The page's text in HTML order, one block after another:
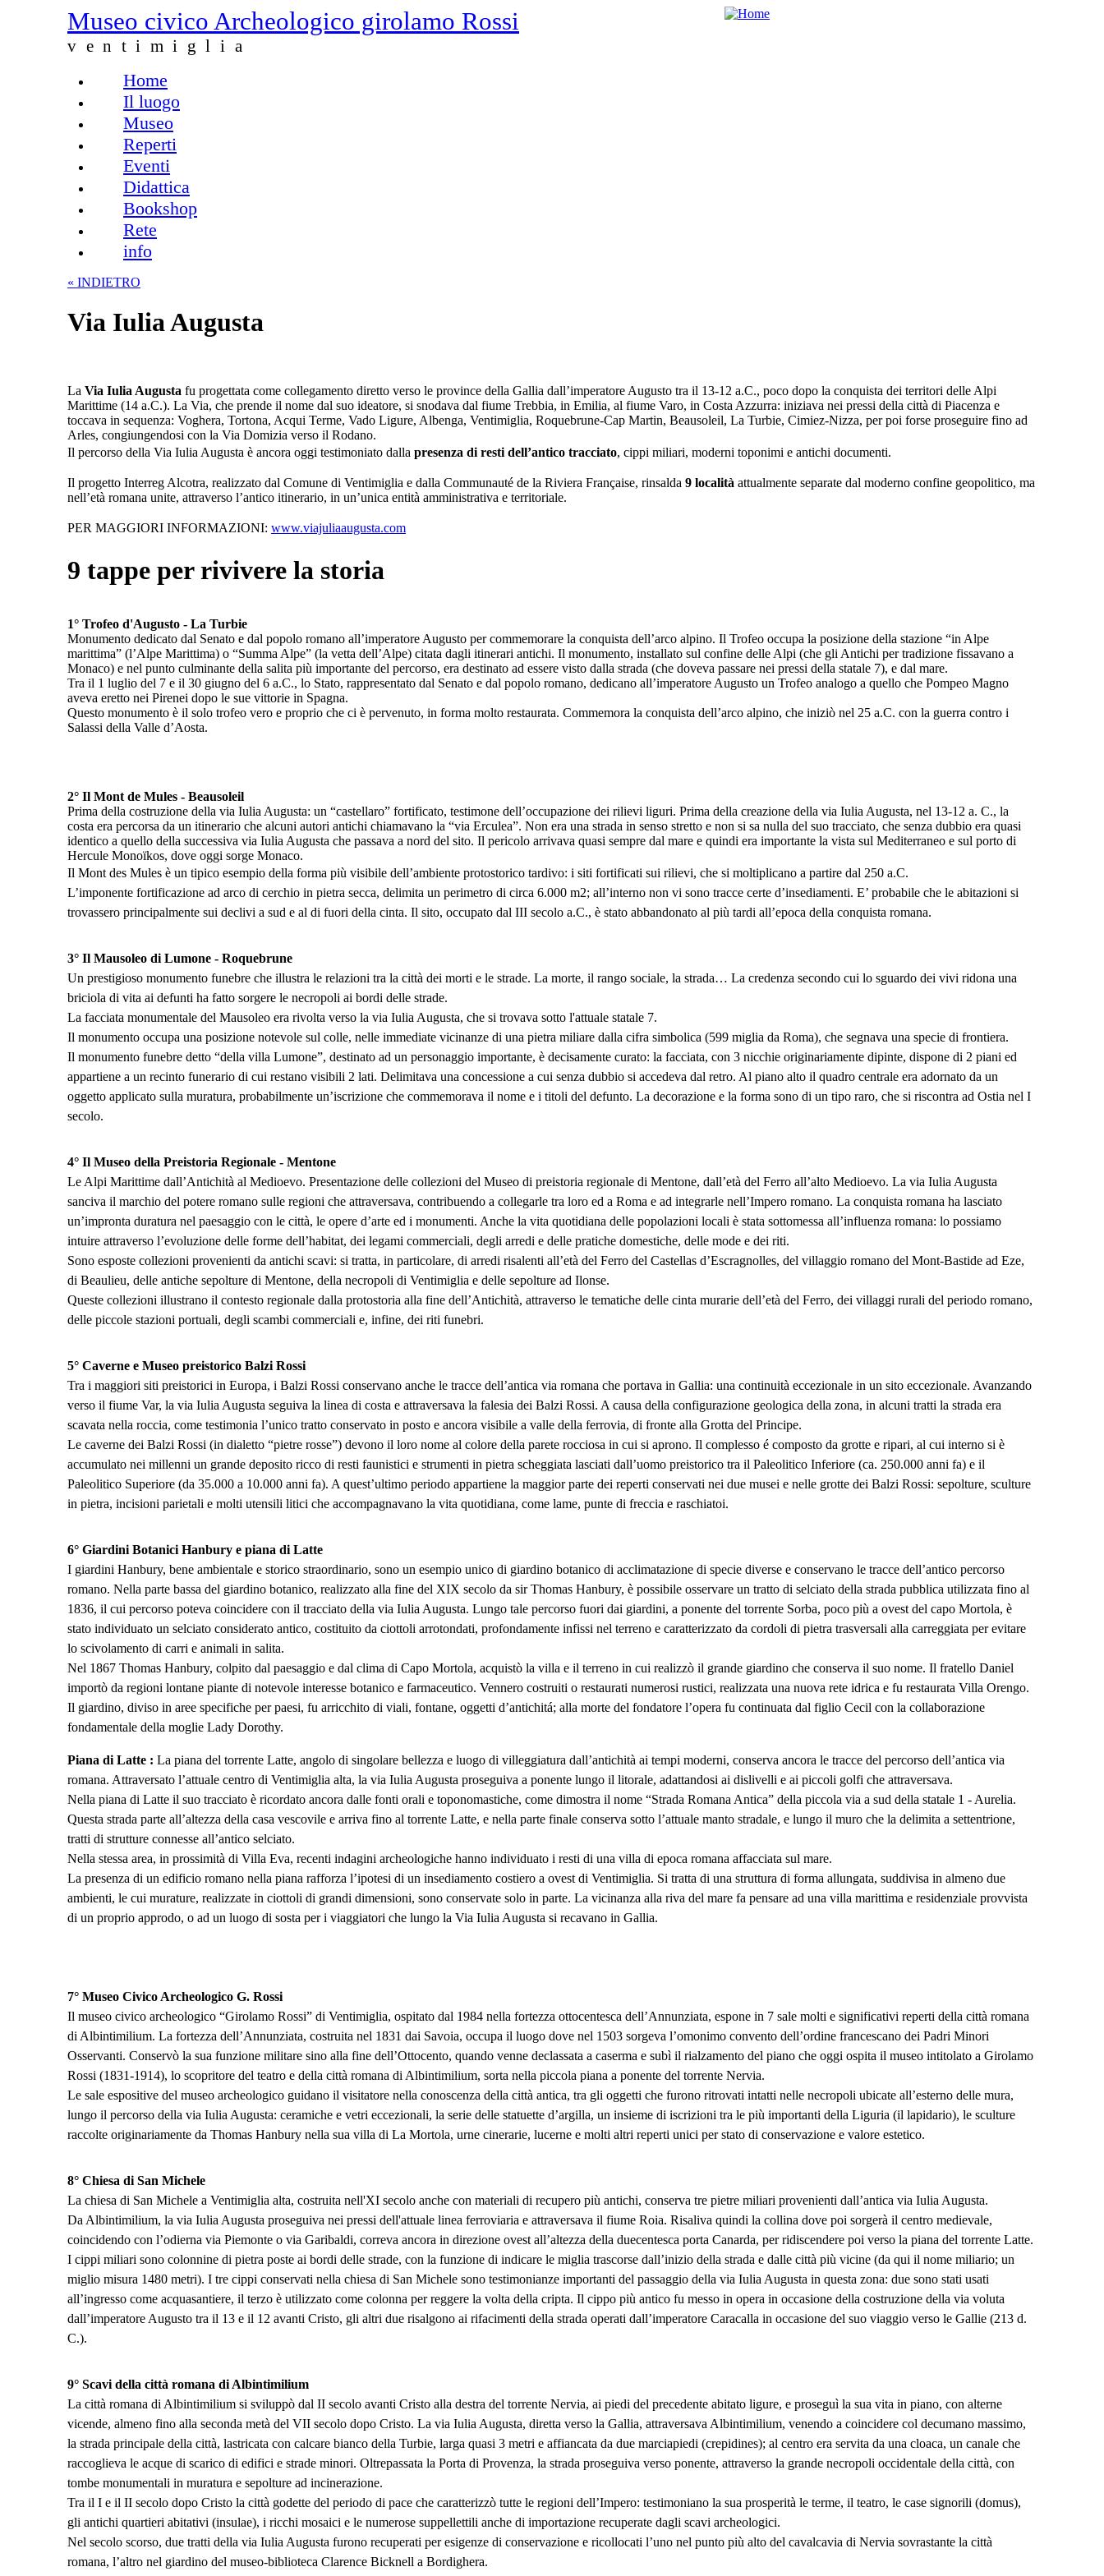
Salta al contenuto principale
Museo civico Archeologico girolamo Rossi
ventimiglia
Menu principale
Home
Il luogo
Museo
Reperti
Eventi
Didattica
Bookshop
Rete
info
« INDIETRO
Via Iulia Augusta
La Via Iulia Augusta fu progettata come collegamento diretto verso le province della Gallia dall’imperatore Augusto tra il 13-12 a.C., poco dopo la conquista dei territori delle Alpi
Marittime (14 a.C.). La Via, che prende il nome dal suo ideatore, si snodava dal fiume Trebbia, in Emilia, al fiume Varo, in Costa Azzurra: iniziava nei pressi della città di Piacenza e
toccava in sequenza: Voghera, Tortona, Acqui Terme, Vado Ligure, Albenga, Ventimiglia, Roquebrune-Cap Martin, Beausoleil, La Turbie, Cimiez-Nizza, per poi forse proseguire fino ad
Arles, congiungendosi con la Via Domizia verso il Rodano.
Il percorso della Via Iulia Augusta è ancora oggi testimoniato dalla presenza di resti dell’antico tracciato, cippi miliari, moderni toponimi e antichi documenti.
Il progetto Interreg Alcotra, realizzato dal Comune di Ventimiglia e dalla Communauté de la Riviera Française, rinsalda 9 località attualmente separate dal moderno confine geopolitico, ma
nell’età romana unite, attraverso l’antico itinerario, in un’unica entità amministrativa e territoriale.
PER MAGGIORI INFORMAZIONI: www.viajuliaaugusta.com
9 tappe per rivivere la storia
1° Trofeo d'Augusto - La Turbie
Monumento dedicato dal Senato e dal popolo romano all’imperatore Augusto per commemorare la conquista dell’arco alpino. Il Trofeo occupa la posizione della stazione “in Alpe
marittima” (l’Alpe Marittima) o “Summa Alpe” (la vetta dell’Alpe) citata dagli itinerari antichi. Il monumento, installato sul confine delle Alpi (che gli Antichi per tradizione fissavano a
Monaco) e nel punto culminante della salita più importante del percorso, era destinato ad essere visto dalla strada (che doveva passare nei pressi della statale 7), e dal mare.
Tra il 1 luglio del 7 e il 30 giugno del 6 a.C., lo Stato, rappresentato dal Senato e dal popolo romano, dedicano all’imperatore Augusto un Trofeo analogo a quello che Pompeo Magno
aveva eretto nei Pirenei dopo le sue vittorie in Spagna.
Questo monumento è il solo trofeo vero e proprio che ci è pervenuto, in forma molto restaurata. Commemora la conquista dell’arco alpino, che iniziò nel 25 a.C. con la guerra contro i
Salassi della Valle d’Aosta.
2° Il Mont de Mules - Beausoleil
Prima della costruzione della via Iulia Augusta: un “castellaro” fortificato, testimone dell’occupazione dei rilievi liguri. Prima della creazione della via Iulia Augusta, nel 13-12 a. C., la
costa era percorsa da un itinerario che alcuni autori antichi chiamavano la “via Erculea”. Non era una strada in senso stretto e non si sa nulla del suo tracciato, che senza dubbio era quasi
identico a quello della successiva via Iulia Augusta che passava a nord del sito. Il pericolo arrivava quasi sempre dal mare e quindi era importante la vista sul Mediterraneo e sul porto di
Hercule Monoïkos, dove oggi sorge Monaco.
Il Mont des Mules è un tipico esempio della forma più visibile dell’ambiente protostorico tardivo: i siti fortificati sui rilievi, che si moltiplicano a partire dal 250 a.C.
L’imponente fortificazione ad arco di cerchio in pietra secca, delimita un perimetro di circa 6.000 m2; all’interno non vi sono tracce certe d’insediamenti. E’ probabile che le abitazioni si
trovassero principalmente sui declivi a sud e al di fuori della cinta. Il sito, occupato dal III secolo a.C., è stato abbandonato al più tardi all’epoca della conquista romana.
3° Il Mausoleo di Lumone - Roquebrune
Un prestigioso monumento funebre che illustra le relazioni tra la città dei morti e le strade. La morte, il rango sociale, la strada… La credenza secondo cui lo sguardo dei vivi ridona una
briciola di vita ai defunti ha fatto sorgere le necropoli ai bordi delle strade.
La facciata monumentale del Mausoleo era rivolta verso la via Iulia Augusta, che si trovava sotto l'attuale statale 7.
Il monumento occupa una posizione notevole sul colle, nelle immediate vicinanze di una pietra miliare dalla cifra simbolica (599 miglia da Roma), che segnava una specie di frontiera.
Il monumento funebre detto “della villa Lumone”, destinato ad un personaggio importante, è decisamente curato: la facciata, con 3 nicchie originariamente dipinte, dispone di 2 piani ed
appartiene a un recinto funerario di cui restano visibili 2 lati. Delimitava una concessione a cui senza dubbio si accedeva dal retro. Al piano alto il quadro centrale era adornato da un
oggetto applicato sulla muratura, probabilmente un’iscrizione che commemorava il nome e i titoli del defunto. La decorazione e la forma sono di un tipo raro, che si riscontra ad Ostia nel I
secolo.
4° Il Museo della Preistoria Regionale - Mentone
Le Alpi Marittime dall’Antichità al Medioevo. Presentazione delle collezioni del Museo di preistoria regionale di Mentone, dall’età del Ferro all’alto Medioevo. La via Iulia Augusta
sanciva il marchio del potere romano sulle regioni che attraversava, contribuendo a collegarle tra loro ed a Roma e ad integrarle nell’Impero romano. La conquista romana ha lasciato
un’impronta duratura nel paesaggio con le città, le opere d’arte ed i monumenti. Anche la vita quotidiana delle popolazioni locali è stata sottomessa all’influenza romana: lo possiamo
intuire attraverso l’evoluzione delle forme dell’habitat, dei legami commerciali, degli arredi e delle pratiche domestiche, delle mode e dei riti.
Sono esposte collezioni provenienti da antichi scavi: si tratta, in particolare, di arredi risalenti all’età del Ferro del Castellas d’Escragnolles, del villaggio romano del Mont-Bastide ad Eze,
di Beaulieu, delle antiche sepolture di Mentone, della necropoli di Ventimiglia e delle sepolture ad Ilonse.
Queste collezioni illustrano il contesto regionale dalla protostoria alla fine dell’Antichità, attraverso le tematiche delle cinta murarie dell’età del Ferro, dei villaggi rurali del periodo romano,
delle piccole stazioni portuali, degli scambi commerciali e, infine, dei riti funebri.
5° Caverne e Museo preistorico Balzi Rossi
Tra i maggiori siti preistorici in Europa, i Balzi Rossi conservano anche le tracce dell’antica via romana che portava in Gallia: una continuità eccezionale in un sito eccezionale. Avanzando
verso il fiume Var, la via Iulia Augusta seguiva la linea di costa e attraversava la falesia dei Balzi Rossi. A causa della configurazione geologica della zona, in alcuni tratti la strada era
scavata nella roccia, come testimonia l’unico tratto conservato in posto e ancora visibile a valle della ferrovia, di fronte alla Grotta del Principe.
Le caverne dei Balzi Rossi (in dialetto “pietre rosse”) devono il loro nome al colore della parete rocciosa in cui si aprono. Il complesso é composto da grotte e ripari, al cui interno si è
accumulato nei millenni un grande deposito ricco di resti faunistici e strumenti in pietra scheggiata lasciati dall’uomo preistorico tra il Paleolitico Inferiore (ca. 250.000 anni fa) e il
Paleolitico Superiore (da 35.000 a 10.000 anni fa). A quest’ultimo periodo appartiene la maggior parte dei reperti conservati nei due musei e nelle grotte dei Balzi Rossi: sepolture, sculture
in pietra, incisioni parietali e molti utensili litici che accompagnavano la vita quotidiana, come lame, punte di freccia e raschiatoi.
6° Giardini Botanici Hanbury e piana di Latte
I giardini Hanbury, bene ambientale e storico straordinario, sono un esempio unico di giardino botanico di acclimatazione di specie diverse e conservano le tracce dell’antico percorso
romano. Nella parte bassa del giardino botanico, realizzato alla fine del XIX secolo da sir Thomas Hanbury, è possibile osservare un tratto di selciato della strada pubblica utilizzata fino al
1836, il cui percorso poteva coincidere con il tracciato della via Iulia Augusta. Lungo tale percorso fuori dai giardini, a ponente del torrente Sorba, poco più a ovest del capo Mortola, è
stato individuato un selciato considerato antico, costituito da ciottoli arrotondati, profondamente infissi nel terreno e caratterizzato da cordoli di pietra trasversali alla carreggiata per evitare
lo scivolamento di carri e animali in salita.
Nel 1867 Thomas Hanbury, colpito dal paesaggio e dal clima di Capo Mortola, acquistò la villa e il terreno in cui realizzò il grande giardino che conserva il suo nome. Il fratello Daniel
importò da regioni lontane piante di notevole interesse botanico e farmaceutico. Vennero costruiti o restaurati numerosi rustici, realizzata una nuova rete idrica e fu restaurata Villa Orengo.
Il giardino, diviso in aree specifiche per paesi, fu arricchito di viali, fontane, oggetti d’antichitá; alla morte del fondatore l’opera fu continuata dal figlio Cecil con la collaborazione
fondamentale della moglie Lady Dorothy.
Piana di Latte : La piana del torrente Latte, angolo di singolare bellezza e luogo di villeggiatura dall’antichità ai tempi moderni, conserva ancora le tracce del percorso dell’antica via
romana. Attraversato l’attuale centro di Ventimiglia alta, la via Iulia Augusta proseguiva a ponente lungo il litorale, adattandosi ai dislivelli e ai piccoli golfi che attraversava.
Nella piana di Latte il suo tracciato è ricordato ancora dalle fonti orali e toponomastiche, come dimostra il nome “Strada Romana Antica” della piccola via a sud della statale 1 - Aurelia.
Questa strada parte all’altezza della casa vescovile e arriva fino al torrente Latte, e nella parte finale conserva sotto l’attuale manto stradale, e lungo il muro che la delimita a settentrione,
tratti di strutture connesse all’antico selciato.
Nella stessa area, in prossimità di Villa Eva, recenti indagini archeologiche hanno individuato i resti di una villa di epoca romana affacciata sul mare.
La presenza di un edificio romano nella piana rafforza l’ipotesi di un insediamento costiero a ovest di Ventimiglia. Si tratta di una struttura di forma allungata, suddivisa in almeno due
ambienti, le cui murature, realizzate in ciottoli di grandi dimensioni, sono conservate solo in parte. La vicinanza alla riva del mare fa pensare ad una villa marittima e residenziale provvista
di un proprio approdo, o ad un luogo di sosta per i viaggiatori che lungo la Via Iulia Augusta si recavano in Gallia.
7° Museo Civico Archeologico G. Rossi
Il museo civico archeologico “Girolamo Rossi” di Ventimiglia, ospitato dal 1984 nella fortezza ottocentesca dell’Annunziata, espone in 7 sale molti e significativi reperti della città romana
di Albintimilium. La fortezza dell’Annunziata, costruita nel 1831 dai Savoia, occupa il luogo dove nel 1503 sorgeva l’omonimo convento dell’ordine francescano dei Padri Minori
Osservanti. Conservò la sua funzione militare sino alla fine dell’Ottocento, quando venne declassata a caserma e subì il rialzamento del piano che oggi ospita il museo intitolato a Girolamo
Rossi (1831-1914), lo scopritore del teatro e della città romana di Albintimilium, sorta nella piccola piana a ponente del torrente Nervia.
Le sale espositive del museo archeologico guidano il visitatore nella conoscenza della città antica, tra gli oggetti che furono ritrovati intatti nelle necropoli ubicate all’esterno delle mura,
lungo il percorso della via Iulia Augusta: ceramiche e vetri eccezionali, la serie delle statuette d’argilla, un insieme di iscrizioni tra le più importanti della Liguria (il lapidario), le sculture
raccolte originariamente da Thomas Hanbury nella sua villa di La Mortola, urne cinerarie, lucerne e molti altri reperti unici per stato di conservazione e valore estetico.
8° Chiesa di San Michele
La chiesa di San Michele a Ventimiglia alta, costruita nell'XI secolo anche con materiali di recupero più antichi, conserva tre pietre miliari provenienti dall’antica via Iulia Augusta.
Da Albintimilium, la via Iulia Augusta proseguiva nei pressi dell'attuale linea ferroviaria e attraversava il fiume Roia. Risaliva quindi la collina dove poi sorgerà il centro medievale,
coincidendo con l’odierna via Piemonte o via Garibaldi, correva ancora in direzione ovest all’altezza della duecentesca porta Canarda, per ridiscendere poi verso la piana del torrente Latte.
I cippi miliari sono colonnine di pietra poste ai bordi delle strade, con la funzione di indicare le miglia trascorse dall’inizio della strada e dalle città più vicine (da qui il nome miliario; un
miglio misura 1480 metri). I tre cippi conservati nella chiesa di San Michele sono testimonianze importanti del passaggio della via Iulia Augusta in questa zona: due sono stati usati
all’ingresso come acquasantiere, il terzo è utilizzato come colonna per reggere la volta della cripta. Il cippo più antico fu messo in opera in occasione della costruzione della via voluta
dall’imperatore Augusto tra il 13 e il 12 avanti Cristo, gli altri due risalgono ai rifacimenti della strada operati dall’imperatore Caracalla in occasione del suo viaggio verso le Gallie (213 d.
C.).
9° Scavi della città romana di Albintimilium
La città romana di Albintimilium si sviluppò dal II secolo avanti Cristo alla destra del torrente Nervia, ai piedi del precedente abitato ligure, e proseguì la sua vita in piano, con alterne
vicende, almeno fino alla seconda metà del VII secolo dopo Cristo. La via Iulia Augusta, diretta verso la Gallia, attraversava Albintimilium, venendo a coincidere col decumano massimo,
la strada principale della città, lastricata con calcare bianco della Turbie, larga quasi 3 metri e affiancata da due marciapiedi (crepidines); al centro era servita da una cloaca, un canale che
raccoglieva le acque di scarico di edifici e strade minori. Oltrepassata la Porta di Provenza, la strada proseguiva verso ponente, attraverso la grande necropoli occidentale della città, con
tombe monumentali in muratura e sepolture ad incinerazione.
Tra il I e il II secolo dopo Cristo la città godette del periodo di pace che caratterizzò tutte le regioni dell’Impero: testimoniano la sua prosperità le terme, il teatro, le case signorili (domus),
gli antichi quartieri abitativi (insulae), i ricchi mosaici e le numerose suppellettili anche di importazione recuperate dagli scavi archeologici.
Nel secolo scorso, due tratti della via Iulia Augusta furono recuperati per esigenze di conservazione e ricollocati l’uno nel punto più alto del cavalcavia di Nervia sovrastante la città
romana, l’altro nel giardino del museo-biblioteca Clarence Bicknell a Bordighera.